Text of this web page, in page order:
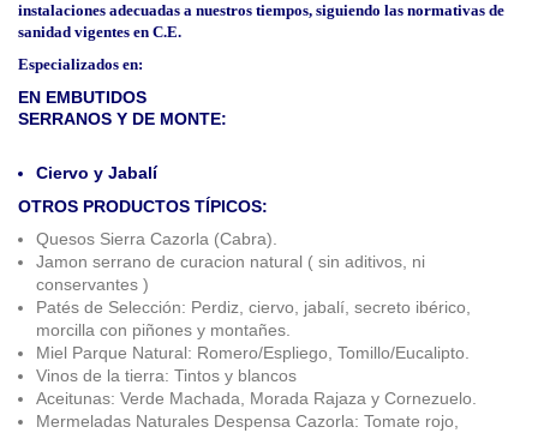
instalaciones adecuadas a nuestros tiempos, siguiendo las normativas de
sanidad vigentes en C.E.
Especializados en:
EN EMBUTIDOS
SERRANOS Y DE MONTE:
Ciervo y Jabalí
OTROS PRODUCTOS TÍPICOS:
Quesos Sierra Cazorla (Cabra).
Jamon serrano de curacion natural ( sin aditivos, ni
conservantes )
Patés de Selección: Perdiz, ciervo, jabalí, secreto ibérico,
morcilla con piñones y montañes.
Miel Parque Natural: Romero/Espliego, Tomillo/Eucalipto.
Vinos de la tierra: Tintos y blancos
Aceitunas: Verde Machada, Morada Rajaza y Cornezuelo.
Mermeladas Naturales Despensa Cazorla: Tomate rojo,